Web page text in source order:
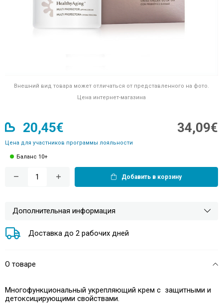
Внешний вид товара может отличаться от представленного на фото.
Цена интернет-магазина
20,45€
Цена для участников программы лояльности
34,09€
Баланс 10+
Добавить в корзину
Дополнительная информация
Доставка до 2 рабочих дней
О товаре
Многофункциональный укрепляющий крем с защитными и
детоксицирующими свойствами.